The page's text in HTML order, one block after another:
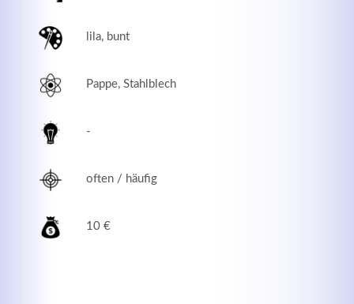
lila, bunt
Pappe, Stahlblech
-
often / häufig
10 €
Lorem ipsum dolor sit amet, consectetuer adipiscing
MEHR INFOS